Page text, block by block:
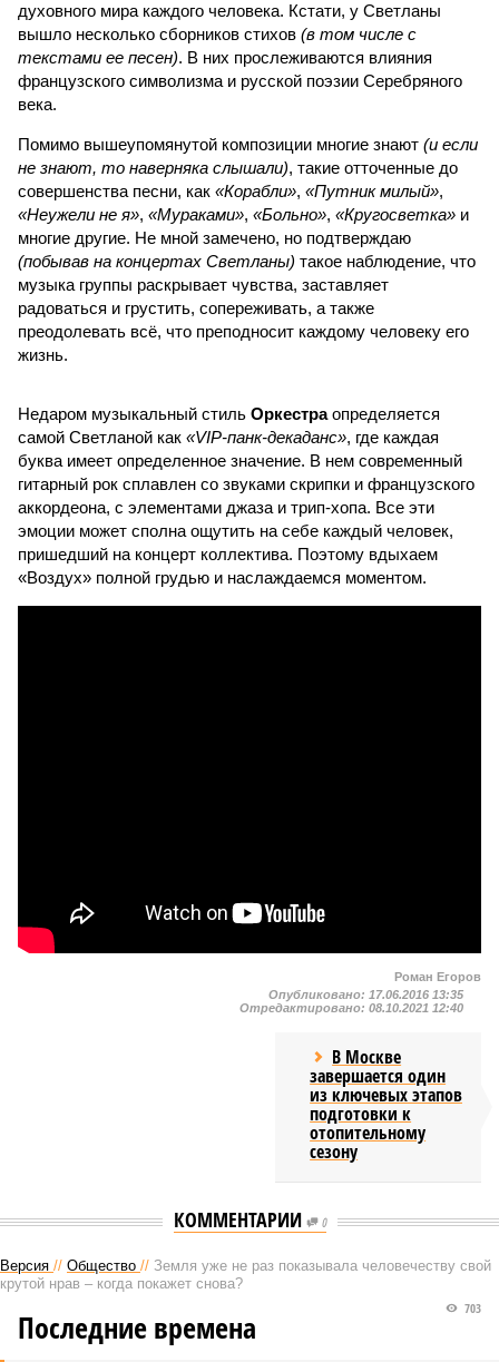
духовного мира каждого человека. Кстати, у Светланы
вышло несколько сборников стихов (в том числе с
текстами ее песен). В них прослеживаются влияния
французского символизма и русской поэзии Серебряного
века.
Помимо вышеупомянутой композиции многие знают (и если
не знают, то наверняка слышали), такие отточенные до
совершенства песни, как «Корабли», «Путник милый»,
«Неужели не я», «Мураками», «Больно», «Кругосветка» и
многие другие. Не мной замечено, но подтверждаю
(побывав на концертах Светланы) такое наблюдение, что
музыка группы раскрывает чувства, заставляет
радоваться и грустить, сопереживать, а также
преодолевать всё, что преподносит каждому человеку его
жизнь.
Недаром музыкальный стиль Оркестраопределяется
самой Светланой как «VIP-панк-декаданс», где каждая
буква имеет определенное значение. В нем современный
гитарный рок сплавлен со звуками скрипки и французского
аккордеона, с элементами джаза и трип-хопа. Все эти
эмоции может сполна ощутить на себе каждый человек,
пришедший на концерт коллектива. Поэтому вдыхаем
«Воздух» полной грудью и наслаждаемся моментом.
Роман Егоров
Опубликовано: 17.06.2016 13:35
Отредактировано: 08.10.2021 12:40
В Москве
завершается один
из ключевых этапов
подготовки к
отопительному
сезону
КОММЕНТАРИИ 0
Версия // Общество // Земля уже не раз показывала человечеству свой
крутой нрав – когда покажет снова?
703
Последние времена